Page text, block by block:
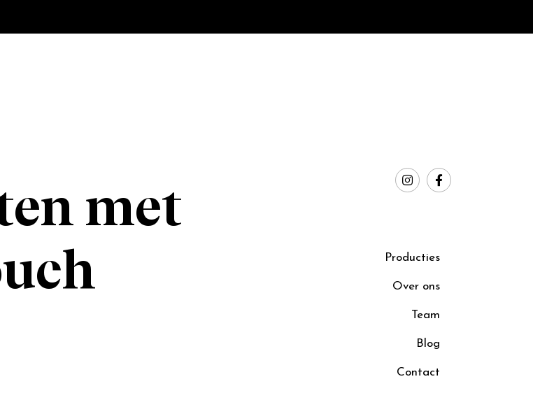
met
Producties
Over ons
Team
Blog
Contact